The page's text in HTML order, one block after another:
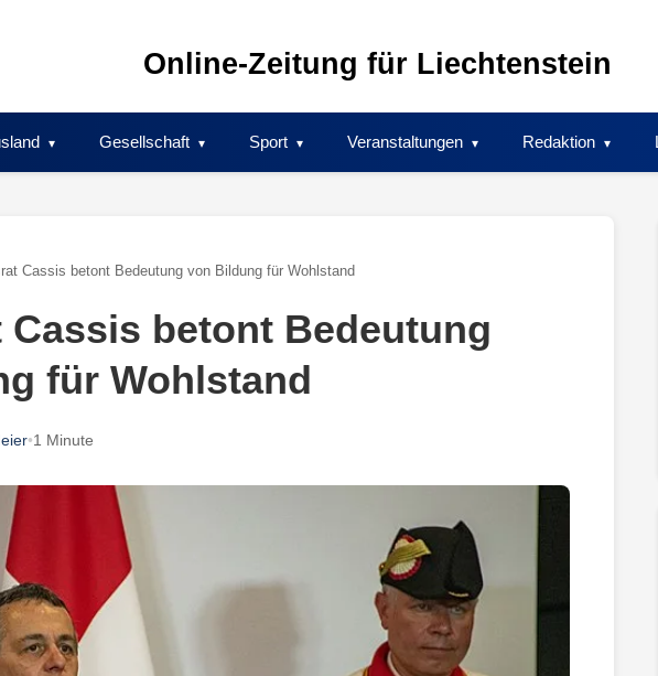
Online-Zeitung für Liechtenstein
Gesellschaft Sport Veranstaltungen Redaktion
Cassis betont Bedeutung von Bildung für Wohlstand
Cassis betont Bedeutung
für Wohlstand
•1 Minute